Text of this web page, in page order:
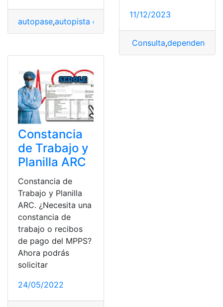
autopase,autopista central Chile Estado de Cuenta
11/12/2023
Consulta,dependencia
Constancia
de Trabajo y
Planilla ARC
Constancia de
Trabajo y Planilla
ARC. ¿Necesita una
constancia de
trabajo o recibos
de pago del MPPS?
Ahora podrás
solicitar
24/05/2022